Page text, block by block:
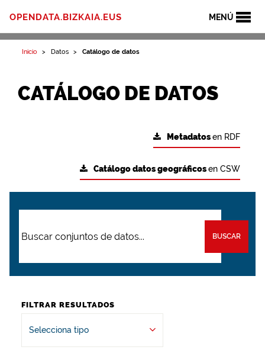
MENÚ
OPENDATA.BIZKAIA.EUS
Inicio Datos Catálogo de datos
CATÁLOGO DE DATOS
Metadatosen RDF
Catálogo datos geográficosen CSW
BUSCAR
FILTRAR RESULTADOS
Selecciona tipo